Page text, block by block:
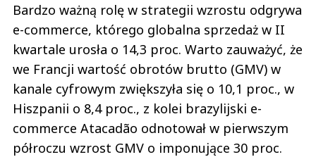
Bardzo ważną rolę w strategii wzrostu odgrywa
e-commerce, którego globalna sprzedaż w II
kwartale urosła o 14,3 proc. Warto zauważyć, że
we Francji wartość obrotów brutto (GMV) w
kanale cyfrowym zwiększyła się o 10,1 proc., w
Hiszpanii o 8,4 proc., z kolei brazylijski e-
commerce Atacadão odnotował w pierwszym
półroczu wzrost GMV o imponujące 30 proc.